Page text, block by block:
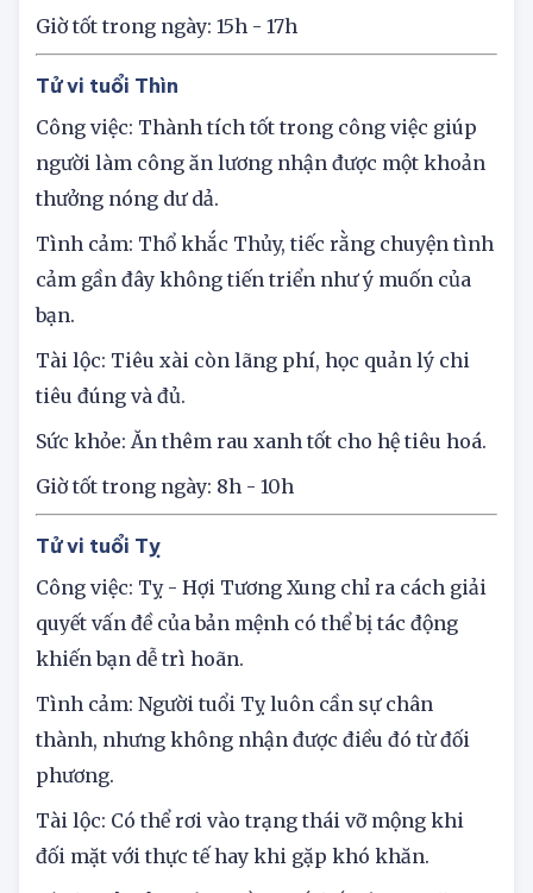
Sức khỏe: Bạn nên nghỉ ngơi đúng chỗ, đúng lúc.
Giờ tốt trong ngày: 15h - 17h
Tử vi tuổi Thìn
Công việc: Thành tích tốt trong công việc giúp
người làm công ăn lương nhận được một khoản
thưởng nóng dư dả.
Tình cảm: Thổ khắc Thủy, tiếc rằng chuyện tình
cảm gần đây không tiến triển như ý muốn của
bạn.
Tài lộc: Tiêu xài còn lãng phí, học quản lý chi
tiêu đúng và đủ.
Sức khỏe: Ăn thêm rau xanh tốt cho hệ tiêu hoá.
Giờ tốt trong ngày: 8h - 10h
Tử vi tuổi Tỵ
Công việc: Tỵ - Hợi Tương Xung chỉ ra cách giải
quyết vấn đề của bản mệnh có thể bị tác động
khiến bạn dễ trì hoãn.
Tình cảm: Người tuổi Tỵ luôn cần sự chân
thành, nhưng không nhận được điều đó từ đối
phương.
Tài lộc: Có thể rơi vào trạng thái vỡ mộng khi